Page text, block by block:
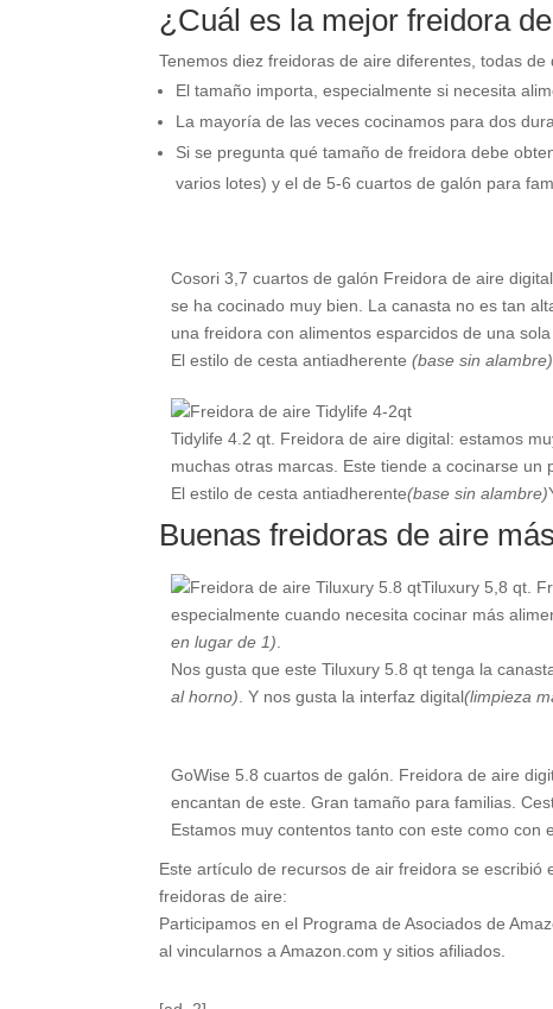
¿Cuál es la mejor freidora
Tenemos diez freidoras de aire diferentes, todas
El tamaño importa, especialmente si necesita
La mayoría de las veces cocinamos para dos
Si se pregunta qué tamaño de freidora debe
varios lotes) y el de 5-6 cuartos de galón para
Cosori 3,7 cuartos de galón Freidora de aire
se ha cocinado muy bien. La canasta no es tan
una freidora con alimentos esparcidos de una
El estilo de cesta antiadherente(base sin alambre)
Tidylife 4.2 qt. Freidora de aire digital: estamos
muchas otras marcas. Este tiende a cocinarse un
El estilo de cesta antiadherente(base sin alambre)
Buenas freidoras de aire
Tiluxury 5,8 qt.
especialmente cuando necesita cocinar más
en lugar de 1)
Nos gusta que este Tiluxury 5.8 qt tenga la
al horno) . Y nos gusta la interfaz digital(limpieza
GoWise 5.8 cuartos de galón. Freidora de aire
encantan de este. Gran tamaño para familias.
Estamos muy contentos tanto con este como con
Este artículo de recursos de air freidora se
freidoras de aire:
Participamos en el Programa de Asociados de
al vincularnos a Amazon.com y sitios afiliados.